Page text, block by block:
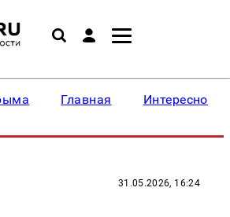
Главная Интересное
31.05.2026, 16:24